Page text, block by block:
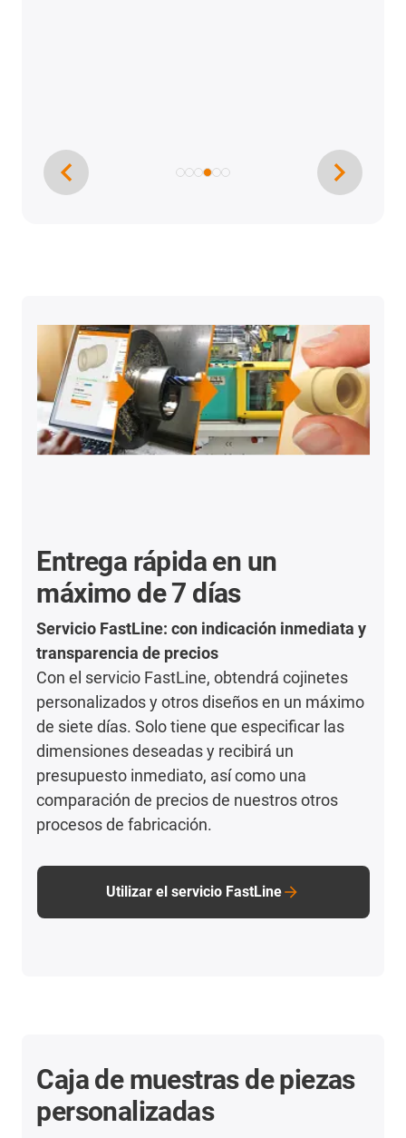
Entrega rápida en un
máximo de 7 días
Servicio FastLine: con indicación inmediata y
transparencia de precios
Con el servicio FastLine, obtendrá cojinetes
personalizados y otros diseños en un máximo
de siete días. Solo tiene que especificar las
dimensiones deseadas y recibirá un
presupuesto inmediato, así como una
comparación de precios de nuestros otros
procesos de fabricación.
Utilizar el servicio FastLine
Caja de muestras de piezas
personalizadas